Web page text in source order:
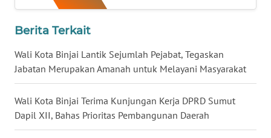
Berita Terkait
Wali Kota Binjai Lantik Sejumlah Pejabat, Tegaskan
Jabatan Merupakan Amanah untuk Melayani Masyarakat
Wali Kota Binjai Terima Kunjungan Kerja DPRD Sumut
Dapil XII, Bahas Prioritas Pembangunan Daerah
WN
MALUT
WN
DAIRI
WN
DANAU